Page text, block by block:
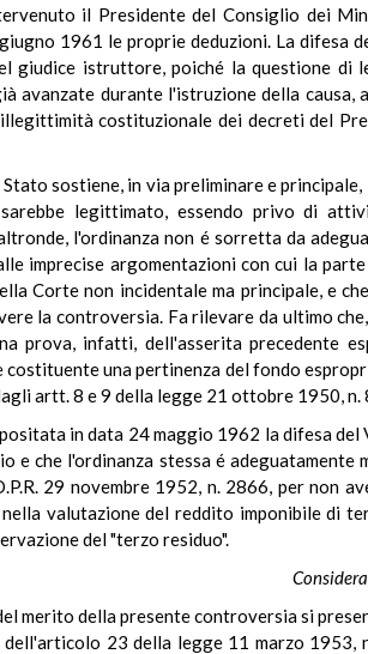
il Presidente del Consiglio dei
1961 le proprie deduzioni. La difesa
giudice istruttore, poiché la questione
avanzate durante l'istruzione della
costituzionale dei decreti del
sostiene, in via preliminare e
legittimato, essendo privo di
l'ordinanza non é sorretta da
imprecise argomentazioni con cui la
Corte non incidentale ma principale, e
la controversia. Fa rilevare da ultimo
prova, infatti, dell'asserita precedente
una pertinenza del fondo
artt. 8 e 9 della legge 21 ottobre 1950, n.
in data 24 maggio 1962 la difesa
e che l'ordinanza stessa é
29 novembre 1952, n. 2866, per non
valutazione del reddito imponibile di
del "terzo residuo".
merito della presente controversia si
23 della legge 11 marzo